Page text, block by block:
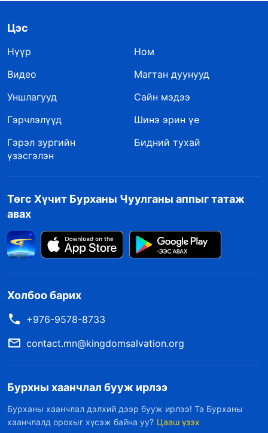
Цэс
Нүүр
Ном
Видео
Магтан дуунууд
Уншлагууд
Сайн мэдээ
Гэрчлэлүүд
Шинэ эрин үе
Гэрэл зургийн
үзэсгэлэн
Бидний тухай
Төгс Хүчит Бурханы Чуулганы аппыг татаж
авах
Холбоо барих
+976-9578-8733
contact.mn@kingdomsalvation.org
Бурхны хаанчлал бууж ирлээ
Бурханы хаанчлал дэлхий дээр бууж ирлээ! Та Бурханы
хаанчлалд орохыг хүсэж байна уу? Цааш үзэх